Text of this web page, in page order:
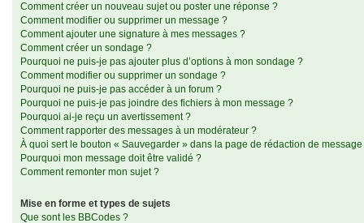
Comment créer un nouveau sujet ou poster une réponse ?
Comment modifier ou supprimer un message ?
Comment ajouter une signature à mes messages ?
Comment créer un sondage ?
Pourquoi ne puis-je pas ajouter plus d’options à mon sondage ?
Comment modifier ou supprimer un sondage ?
Pourquoi ne puis-je pas accéder à un forum ?
Pourquoi ne puis-je pas joindre des fichiers à mon message ?
Pourquoi ai-je reçu un avertissement ?
Comment rapporter des messages à un modérateur ?
À quoi sert le bouton « Sauvegarder » dans la page de rédaction de message
Pourquoi mon message doit être validé ?
Comment remonter mon sujet ?
Mise en forme et types de sujets
Que sont les BBCodes ?